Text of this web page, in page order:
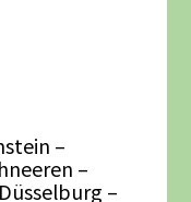
–
–
–